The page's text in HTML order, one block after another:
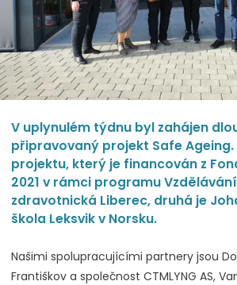
V uplynulém týdnu byl zahájen
připravovaný projekt Safe
projektu, který je financován z
2021 v rámci programu Vzdělávání,
zdravotnická Liberec, druhá je
škola Leksvik v Norsku.
Našimi spolupracujícími partnery jsou
Františkov a společnost CTMLYNG AS,